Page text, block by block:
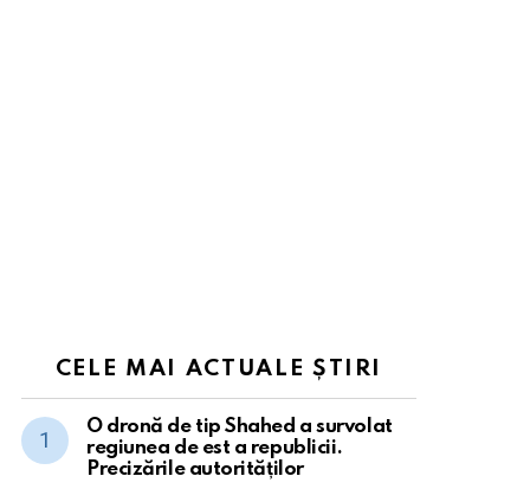
CELE MAI ACTUALE ȘTIRI
O dronă de tip Shahed a survolat
regiunea de est a republicii.
Precizările autorităților